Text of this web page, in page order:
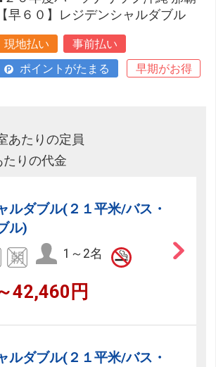
【早６０】レジデンシャルダブル
現地払い
事前払い
ポイントがたまる
早期がお得
あたりの定員
りの代金
ルダブル(２１平米/バス・
ル)
1～2名
42,460円
ルダブル(２１平米/バス・